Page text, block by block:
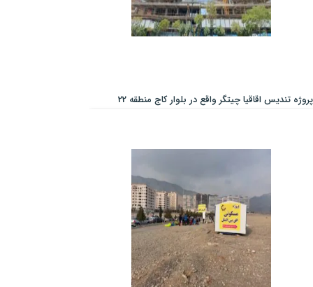
پروژه تندیس اقاقیا چیتگر واقع در بلوار کاج منطقه 22